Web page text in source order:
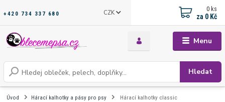
Menu
CZK
Hledat
+420 734 337 680
0 ks
za 0 Kč
Úvod Hárací kalhotky a pásy pro psy Hárací kalhotky classic